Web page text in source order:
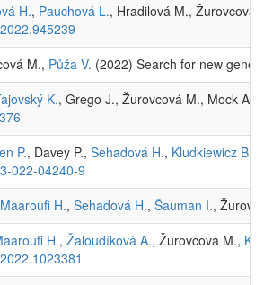
H., Pauchová L., Hradilová M., Žurovcová
M., Půža V. (2022) Search for new
K., Grego J., Žurovcová M., Mock A.
P., Davey P., Sehadová H., Kludkiewicz B.
022-04240-9
Maaroufi H., Sehadová H., Šauman I.,
H., Žaloudíková A., Žurovcová M.,